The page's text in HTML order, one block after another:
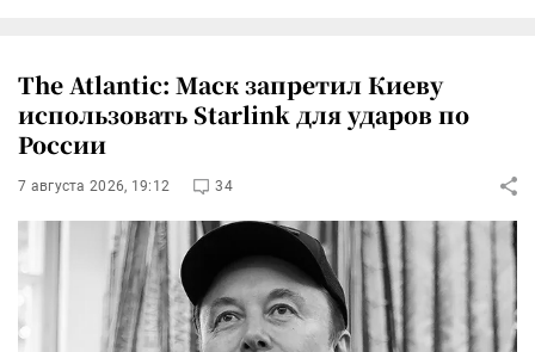
The Atlantic: Маск запретил Киеву
использовать Starlink для ударов по
России
7 августа 2026, 19:12 34